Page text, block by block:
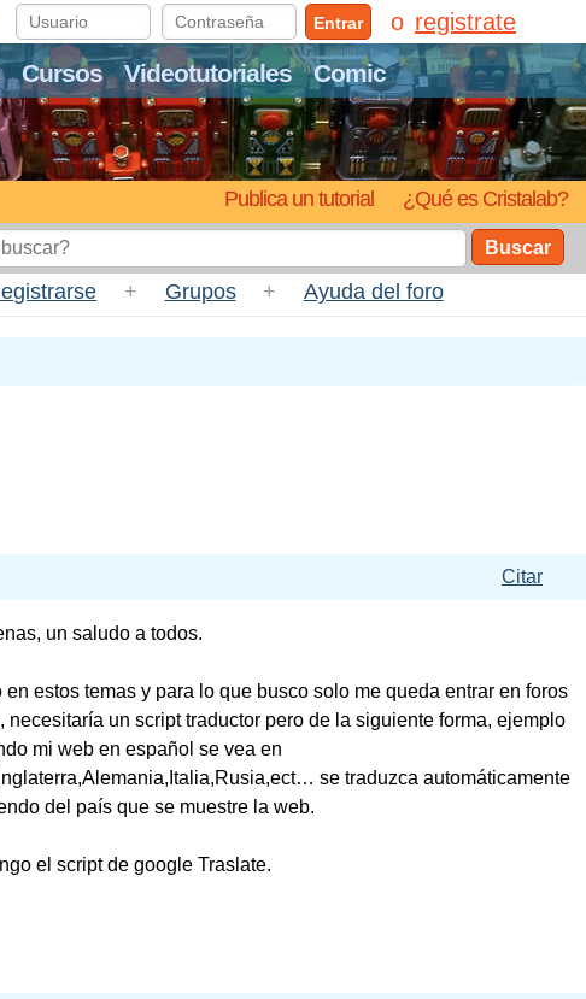
Cursos Videotutoriales Comic
Publica un tutorial ¿Qué es Cristalab?
Entrar registrate
Buscar
+ Grupos + Ayuda del foro
Citar
un saludo a todos.
en estos temas y para lo que busco solo me queda entrar en foros
necesitaría un script traductor pero de la siguiente forma, ejemplo
mi web en español se vea en
se traduzca automáticamente
del país que se muestre la web.
el script de google Traslate.